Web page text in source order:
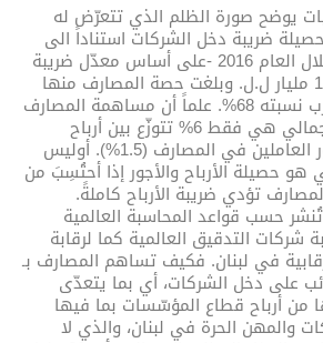
يوضح صورة الظلم الذي تتعرّض له
ضريبة دخل الشركات استناداً الى
بيانات وزارة المالية خلال العام 2016 -على أساس معدّل ضريبة
15% - ما مقداره 1143 مليار ل.ل. وبلغت حصة المصارف منها
776 ملياراً، أي ما تقارب نسبته 68%. علماً أن مساهمة المصارف
في الناتج المحلي الإجمالي هي فقط 6% تتوزّع بين أرباح
المصارف (4,5%) وأجور العاملين في المصارف (1.5%). أوليس
هو حصيلة الأرباح والأجور إذا أحتُسِبَ من
تؤدي ضريبة الأرباح كاملةً.
حسب قواعد المحاسبة العالمية
شركات التدقيق العالمية كما لرقابة
في لبنان. فكيف تساهم المصارف بـ
على دخل الشركات، أي بما يتعدّى
أرباح قطاع المؤسّسات بما فيها
والمهن الحرة في لبنان، والذي لا